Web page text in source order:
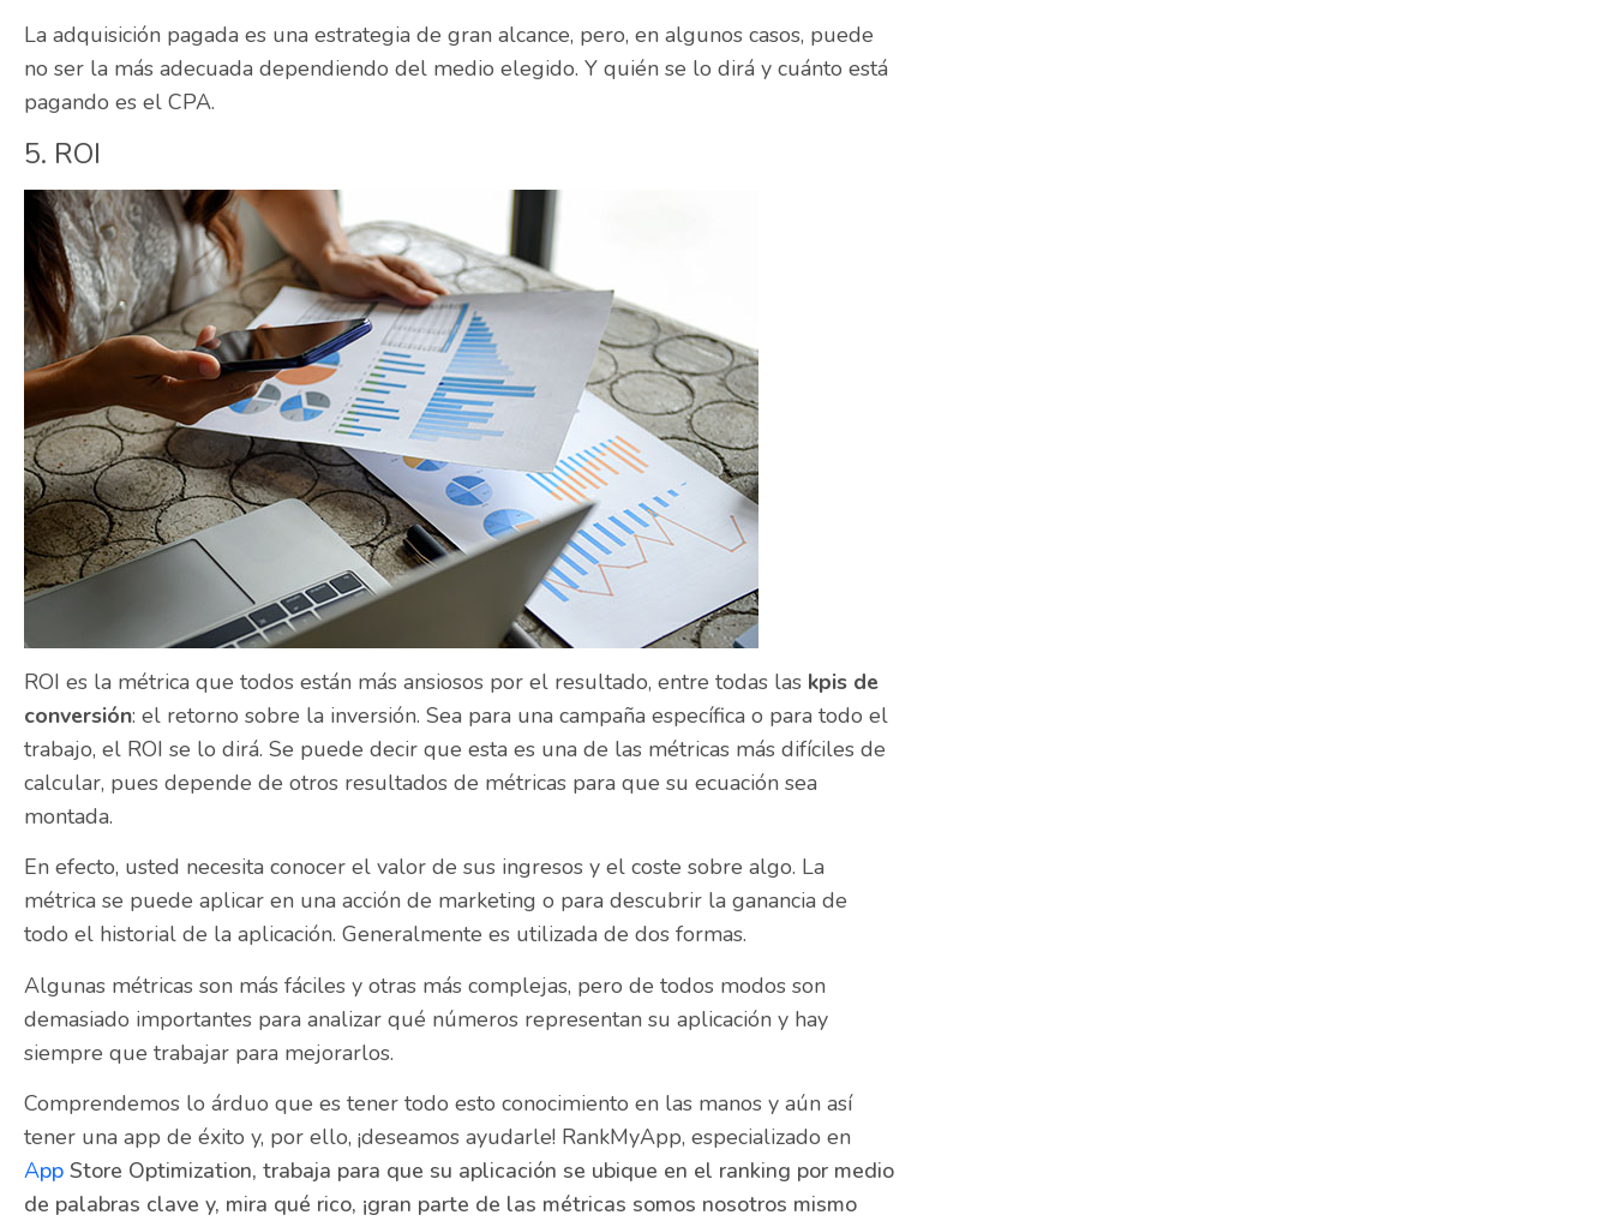
La adquisición pagada es una estrategia de gran alcance, pero, en algunos casos, puede
no ser la más adecuada dependiendo del medio elegido. Y quién se lo dirá y cuánto está
pagando es el CPA.
5. ROI
ROI es la métrica que todos están más ansiosos por el resultado, entre todas las kpis de
conversión: el retorno sobre la inversión. Sea para una campaña específica o para todo el
trabajo, el ROI se lo dirá. Se puede decir que esta es una de las métricas más difíciles de
calcular, pues depende de otros resultados de métricas para que su ecuación sea
montada.
En efecto, usted necesita conocer el valor de sus ingresos y el coste sobre algo. La
métrica se puede aplicar en una acción de marketing o para descubrir la ganancia de
todo el historial de la aplicación. Generalmente es utilizada de dos formas.
Algunas métricas son más fáciles y otras más complejas, pero de todos modos son
demasiado importantes para analizar qué números representan su aplicación y hay
siempre que trabajar para mejorarlos.
Comprendemos lo árduo que es tener todo esto conocimiento en las manos y aún así
tener una app de éxito y, por ello, ¡deseamos ayudarle! RankMyApp, especializado en
App Store Optimization, trabaja para que su aplicación se ubique en el ranking por medio
de palabras clave y, mira qué rico, ¡gran parte de las métricas somos nosotros mismo